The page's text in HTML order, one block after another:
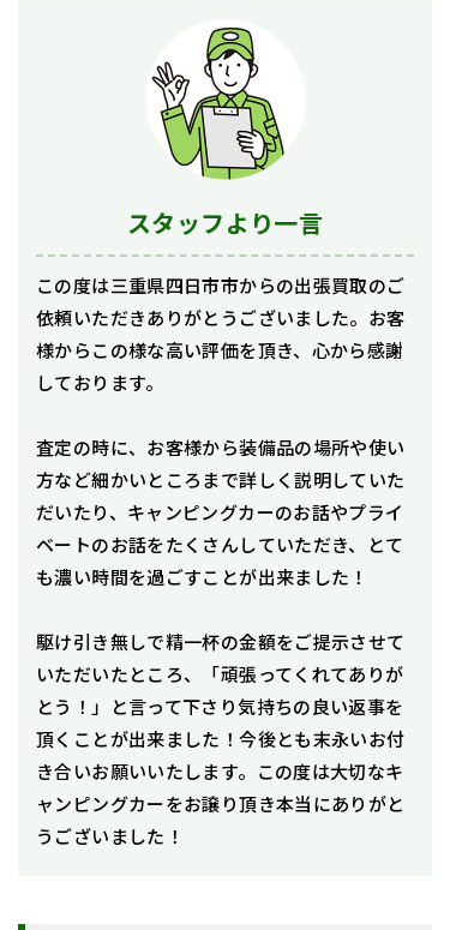
スタッフより一言
この度は三重県四日市市からの出張買取のご
依頼いただきありがとうございました。お客
様からこの様な高い評価を頂き、心から感謝
しております。
査定の時に、お客様から装備品の場所や使い
方など細かいところまで詳しく説明していた
だいたり、キャンピングカーのお話やプライ
ベートのお話をたくさんしていただき、とて
も濃い時間を過ごすことが出来ました！
駆け引き無しで精一杯の金額をご提示させて
いただいたところ、「頑張ってくれてありが
とう！」と言って下さり気持ちの良い返事を
頂くことが出来ました！今後とも末永いお付
き合いお願いいたします。この度は大切なキ
ャンピングカーをお譲り頂き本当にありがと
うございました！